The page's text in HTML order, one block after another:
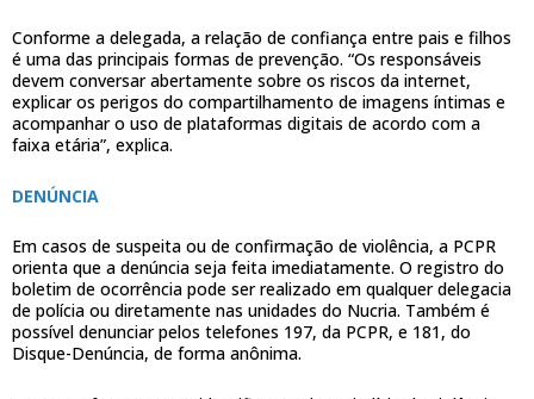
Conforme a delegada, a relação de confiança entre pais e filhos
é uma das principais formas de prevenção. “Os responsáveis
devem conversar abertamente sobre os riscos da internet,
explicar os perigos do compartilhamento de imagens íntimas e
acompanhar o uso de plataformas digitais de acordo com a
faixa etária”, explica.
DENÚNCIA
Em casos de suspeita ou de confirmação de violência, a PCPR
orienta que a denúncia seja feita imediatamente. O registro do
boletim de ocorrência pode ser realizado em qualquer delegacia
de polícia ou diretamente nas unidades do Nucria. Também é
possível denunciar pelos telefones 197, da PCPR, e 181, do
Disque-Denúncia, de forma anônima.